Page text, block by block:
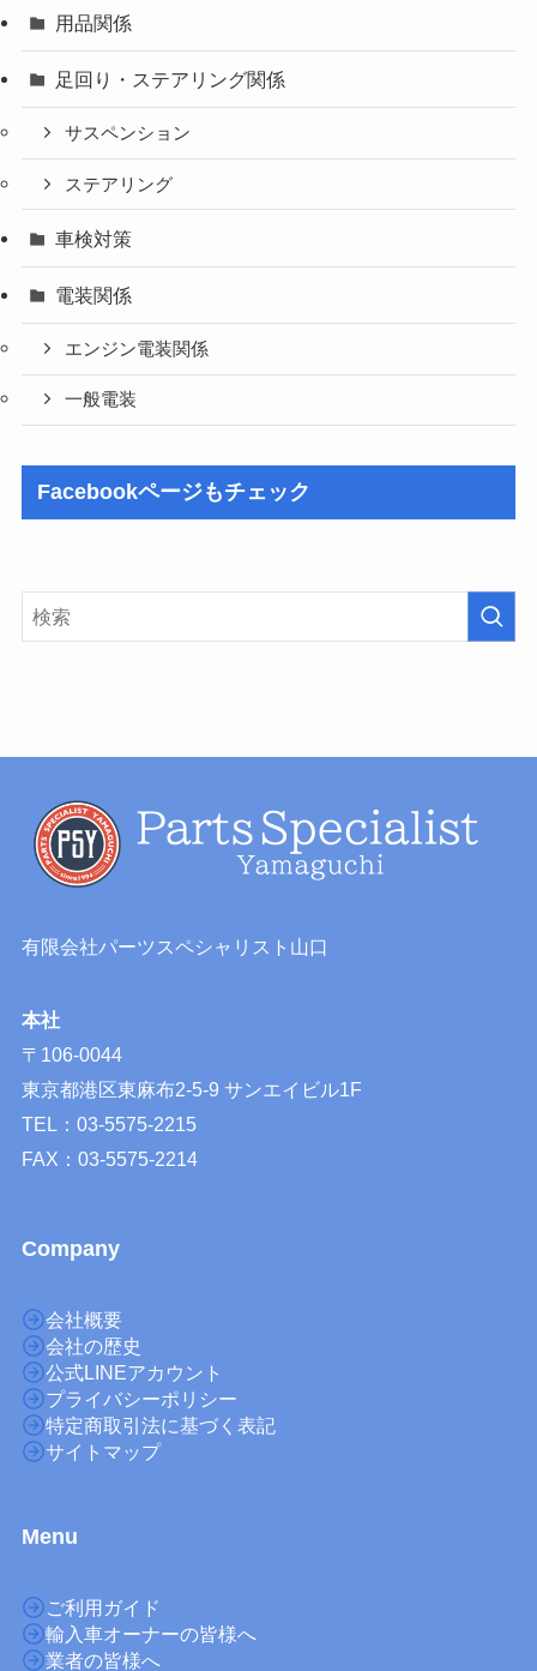
用品関係
足回り・ステアリング関係
サスペンション
ステアリング
車検対策
電装関係
エンジン電装関係
一般電装
Facebookページもチェック
有限会社パーツスペシャリスト山口
本社
〒106-0044
東京都港区東麻布2-5-9 サンエイビル1F
TEL：03-5575-2215
FAX：03-5575-2214
Company
会社概要
会社の歴史
公式LINEアカウント
プライバシーポリシー
特定商取引法に基づく表記
サイトマップ
Menu
ご利用ガイド
輸入車オーナーの皆様へ
業者の皆様へ